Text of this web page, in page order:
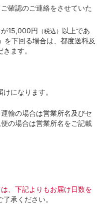
確認のご連絡をさせていた
15,000円 （税込） 以上であ
を下回る場合は、都度送料及
ます。
になります。
輸の場合は営業所名及びセ
の場合は営業所名をご記載
、下記よりもお届け日数を
了承ください。